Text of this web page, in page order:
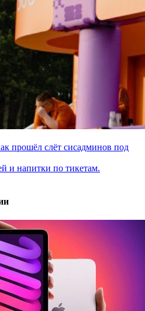
прошёл слёт сисадминов под
и напитки по тикетам.